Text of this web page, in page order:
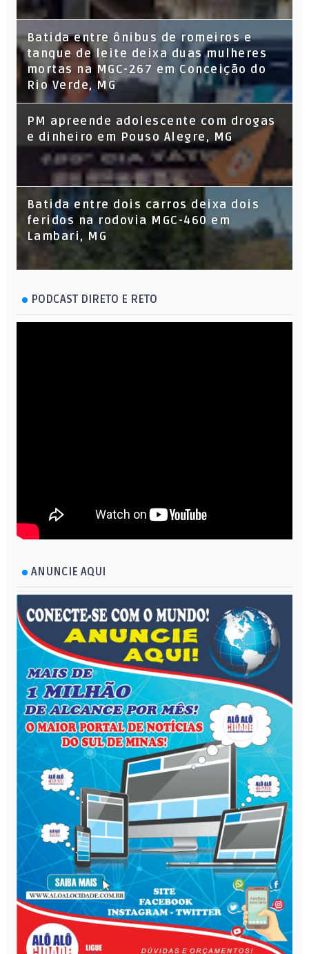
Batida entre ônibus de romeiros e
tanque de leite deixa duas mulheres
mortas na MGC-267 em Conceição do
Rio Verde, MG
PM apreende adolescente com drogas
e dinheiro em Pouso Alegre, MG
Batida entre dois carros deixa dois
feridos na rodovia MGC-460 em
Lambari, MG
PODCAST DIRETO E RETO
ANUNCIE AQUI